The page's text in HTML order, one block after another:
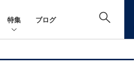
特集 ブログ